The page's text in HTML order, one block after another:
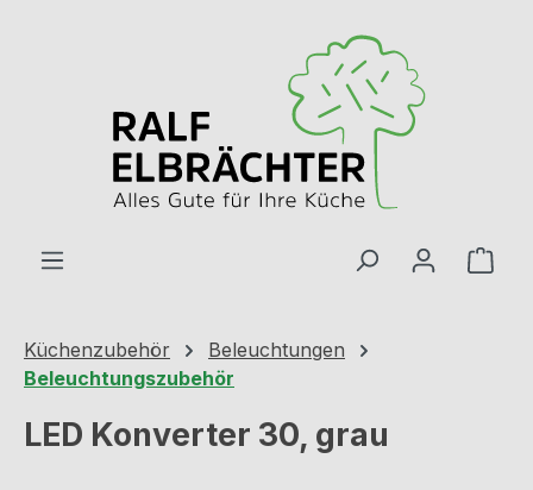
Küchenzubehör
Beleuchtungen
Beleuchtungszubehör
LED Konverter 30, grau